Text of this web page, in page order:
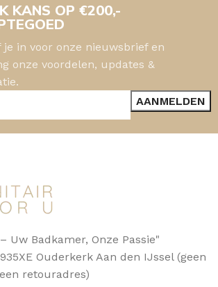
KANS OP €200,-
je in voor onze nieuwsbrief en
onze voordelen, updates &
Uw Badkamer, Onze Passie"
Ouderkerk Aan den IJssel (geen
retouradres)